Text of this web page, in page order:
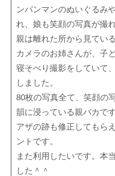
ンパンマンのぬいぐるみ
れ、娘も笑顔の写真が撮
親は離れた所から見てい
カメラのお姉さんが、子
寝そべり撮影をしていて
しました。
80枚の写真全て、笑顔の
韻に浸っている親バカです
アザの跡も修正してもら
ントです。
また利用したいです。本
した＾＾